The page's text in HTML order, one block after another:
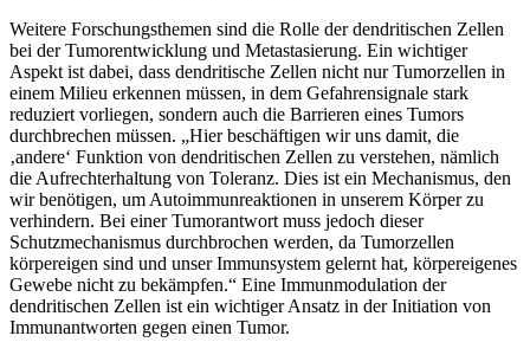
Weitere Forschungsthemen sind die Rolle der dendritischen Zellen
bei der Tumorentwicklung und Metastasierung. Ein wichtiger
Aspekt ist dabei, dass dendritische Zellen nicht nur Tumorzellen in
einem Milieu erkennen müssen, in dem Gefahrensignale stark
reduziert vorliegen, sondern auch die Barrieren eines Tumors
durchbrechen müssen. „Hier beschäftigen wir uns damit, die
‚andere‘ Funktion von dendritischen Zellen zu verstehen, nämlich
die Aufrechterhaltung von Toleranz. Dies ist ein Mechanismus, den
wir benötigen, um Autoimmunreaktionen in unserem Körper zu
verhindern. Bei einer Tumorantwort muss jedoch dieser
Schutzmechanismus durchbrochen werden, da Tumorzellen
körpereigen sind und unser Immunsystem gelernt hat, körpereigenes
Gewebe nicht zu bekämpfen.“ Eine Immunmodulation der
dendritischen Zellen ist ein wichtiger Ansatz in der Initiation von
Immunantworten gegen einen Tumor.